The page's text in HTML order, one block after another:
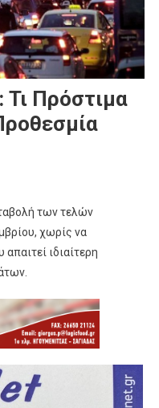
Πρόστιμα
των τελών
χωρίς να
ιδιαίτερη